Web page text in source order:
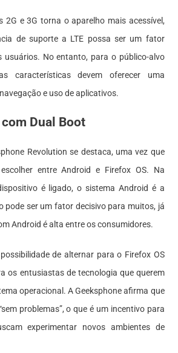
2G e 3G torna o aparelho mais acessível,
de suporte a LTE possa ser um fator
usuários. No entanto, para o público-alvo
características devem oferecer uma
e uso de aplicativos.
Dual Boot
Revolution se destaca, uma vez que
entre Android e Firefox OS. Na
é ligado, o sistema Android é a
pode ser um fator decisivo para muitos, já
Android é alta entre os consumidores.
de alternar para o Firefox OS
os entusiastas de tecnologia que querem
operacional. A Geeksphone afirma que
problemas”, o que é um incentivo para
experimentar novos ambientes de